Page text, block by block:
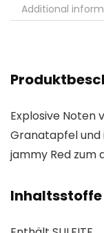
Additional
Explosive Noten
Granatapfel und
jammy Red zum